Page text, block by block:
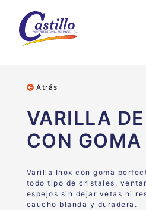
Atrás
VARILLA
CON
Varilla Inox con goma
todo tipo de cristales,
espejos sin dejar vetas ni
caucho blanda y duradera.